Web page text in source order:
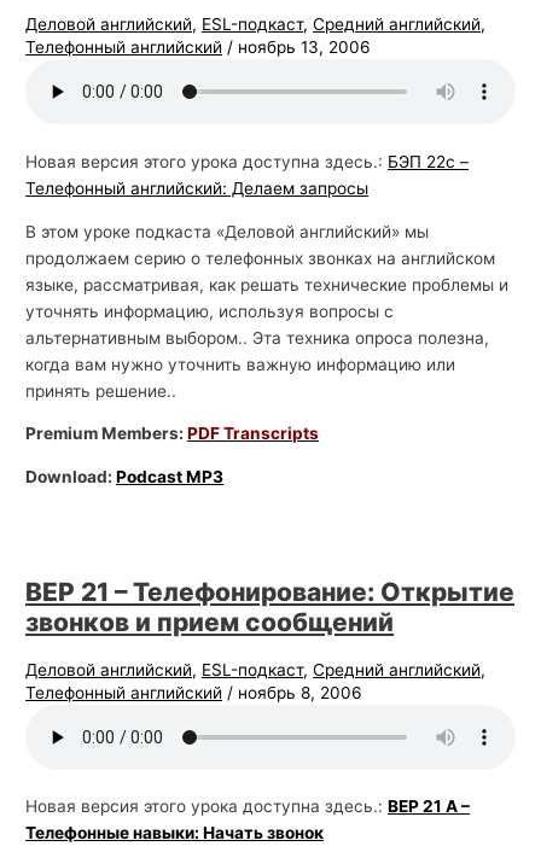
Деловой английский, ESL-подкаст,Средний английский,
Телефонный английский / ноябрь 13, 2006
Новая версия этого урока доступна здесь.: БЭП 22с –
Телефонный английский: Делаем запросы
В этом уроке подкаста «Деловой английский» мы
продолжаем серию о телефонных звонках на английском
языке, рассматривая, как решать технические проблемы и
уточнять информацию, используя вопросы с
альтернативным выбором.. Эта техника опроса полезна,
когда вам нужно уточнить важную информацию или
принять решение..
Premium Members:PDF Transcripts
Download:Podcast MP3
BEP 21 – Телефонирование: Открытие
звонков и прием сообщений
Деловой английский, ESL-подкаст,Средний английский,
Телефонный английский / ноябрь 8, 2006
Новая версия этого урока доступна здесь.:BEP 21 А –
Телефонные навыки: Начать звонок